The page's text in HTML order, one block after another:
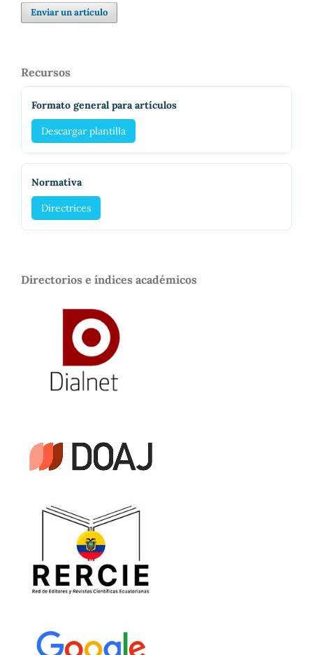
Enviar un artículo
Recursos
Formato general para artículos
Descargar plantilla
Normativa
Directrices
Directorios e índices académicos